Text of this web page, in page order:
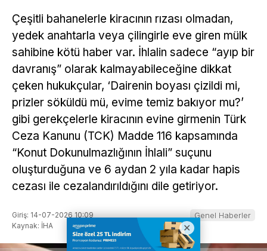
Çeşitli bahanelerle kiracının rızası olmadan,
yedek anahtarla veya çilingirle eve giren mülk
sahibine kötü haber var. İhlalin sadece “ayıp bir
davranış” olarak kalmayabileceğine dikkat
çeken hukukçular, ‘Dairenin boyası çizildi mi,
prizler söküldü mü, evime temiz bakıyor mu?’
gibi gerekçelerle kiracının evine girmenin Türk
Ceza Kanunu (TCK) Madde 116 kapsamında
“Konut Dokunulmazlığının İhlali” suçunu
oluşturduğuna ve 6 aydan 2 yıla kadar hapis
cezası ile cezalandırıldığını dile getiriyor.
Giriş: 14-07-2026 10:09
Kaynak: İHA
Genel Haberler